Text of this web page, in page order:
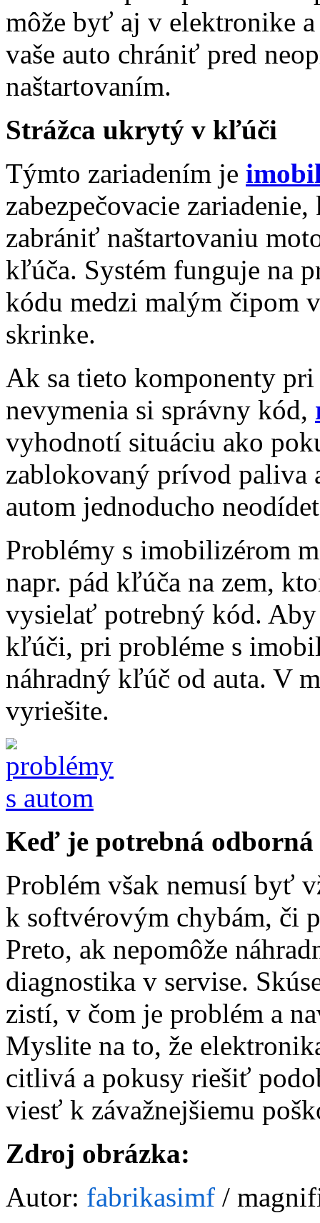
môže byť aj v elektronike
vaše auto chrániť pred
naštartovaním.
Strážca ukrytý v kľúči
Týmto zariadením je
zabezpečovacie
zabrániť naštartovaniu
kľúča. Systém funguje na
kódu medzi malým čipom
skrinke.
Ak sa tieto komponenty pri
nevymenia si správny kód,
vyhodnotí situáciu ako
zablokovaný prívod paliva
autom jednoducho
Problémy s imobilizérom
napr. pád kľúča na zem,
vysielať potrebný kód.
kľúči, pri probléme s
náhradný kľúč od auta. V
vyriešite.
Keď je potrebná odborná
Problém však nemusí byť
k softvérovým chybám, či
Preto, ak nepomôže
diagnostika v servise.
zistí, v čom je problém a
Myslite na to, že
citlivá a pokusy riešiť
viesť k závažnejšiemu
Zdroj obrázka:
Autor: fabrikasimf /